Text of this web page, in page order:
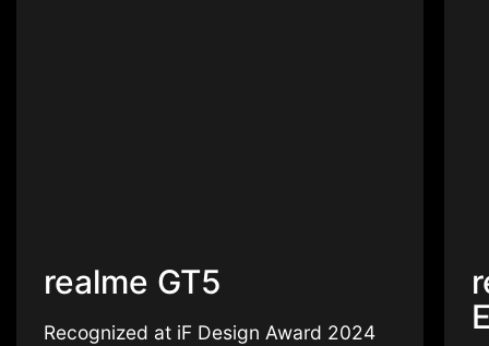
realme GT5
Recognized at iF Design Award 2024